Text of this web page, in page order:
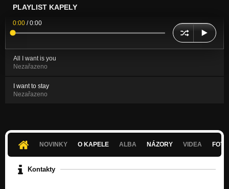
PLAYLIST KAPELY
0:00 /0:00
All I want is you
Nezařazeno
I want to stay
Nezařazeno
NOVINKY O KAPELE ALBA NÁZORY VIDEA
Kontakty